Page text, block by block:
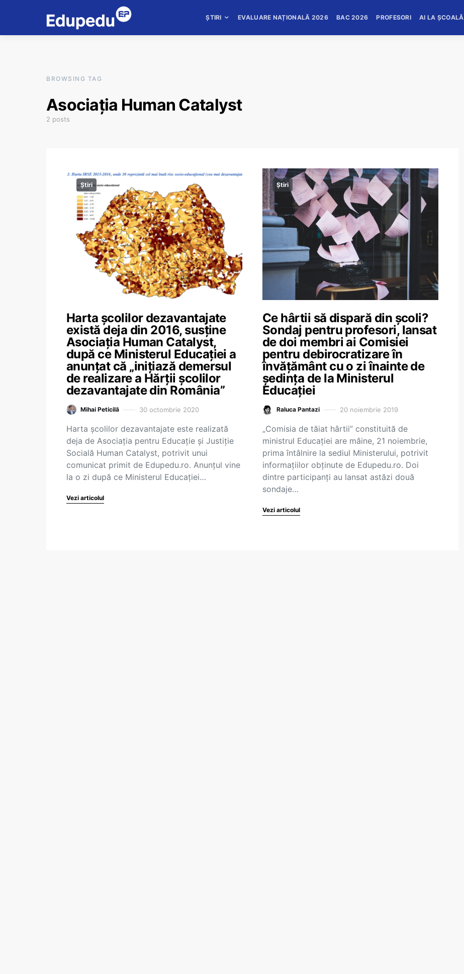
ȘTIRI EVALUARE NAȚIONALĂ 2026 BAC 2026 PROFESORI AI LA ȘCOALĂ
BROWSING TAG
Asociația Human Catalyst
2 posts
Știri
Harta școlilor dezavantajate
există deja din 2016, susține
Asociația Human Catalyst,
după ce Ministerul Educației a
anunțat că „inițiază demersul
de realizare a Hărții școlilor
dezavantajate din România”
Mihai Peticilă 30 octombrie 2020
Harta școlilor dezavantajate este realizată
deja de Asociația pentru Educație și Justiție
Socială Human Catalyst, potrivit unui
comunicat primit de Edupedu.ro. Anunțul vine
la o zi după ce Ministerul Educației…
Vezi articolul
Știri
Ce hârtii să dispară din școli?
Sondaj pentru profesori, lansat
de doi membri ai Comisiei
pentru debirocratizare în
învățământ cu o zi înainte de
ședința de la Ministerul
Educației
Raluca Pantazi 20 noiembrie 2019
„Comisia de tăiat hârtii” constituită de
ministrul Educației are mâine, 21 noiembrie,
prima întâlnire la sediul Ministerului, potrivit
informațiilor obținute de Edupedu.ro. Doi
dintre participanți au lansat astăzi două
sondaje…
Vezi articolul